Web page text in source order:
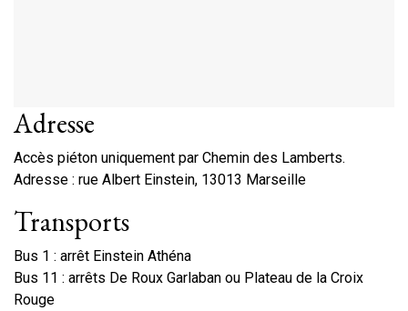
Adresse
Accès piéton uniquement par Chemin des Lamberts.
Adresse : rue Albert Einstein, 13013 Marseille
Transports
Bus 1 : arrêt Einstein Athéna
Bus 11 : arrêts De Roux Garlaban ou Plateau de la Croix
Rouge